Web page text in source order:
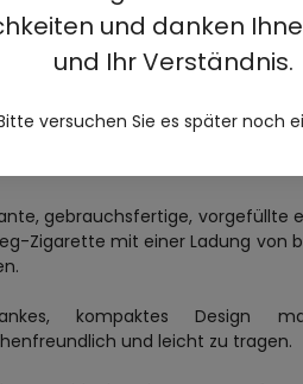
und danken
und Ihr Verständnis.
versuchen Sie es später noch
5%
gebrauchsfertige, vorgefüllte
Zigarette mit einer Ladung von
kompaktes Design
und leicht zu tragen.